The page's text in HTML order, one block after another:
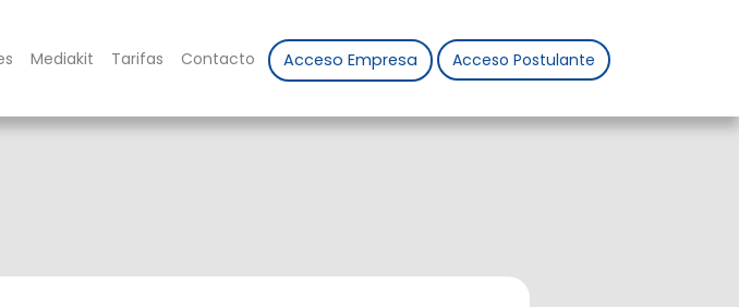
Mediakit Tarifas Contacto Acceso Empresa Acceso Postulante